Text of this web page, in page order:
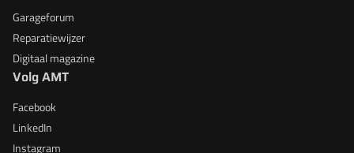
Garageforum
Reparatiewijzer
Digitaal magazine
Volg AMT
Facebook
LinkedIn
Instagram